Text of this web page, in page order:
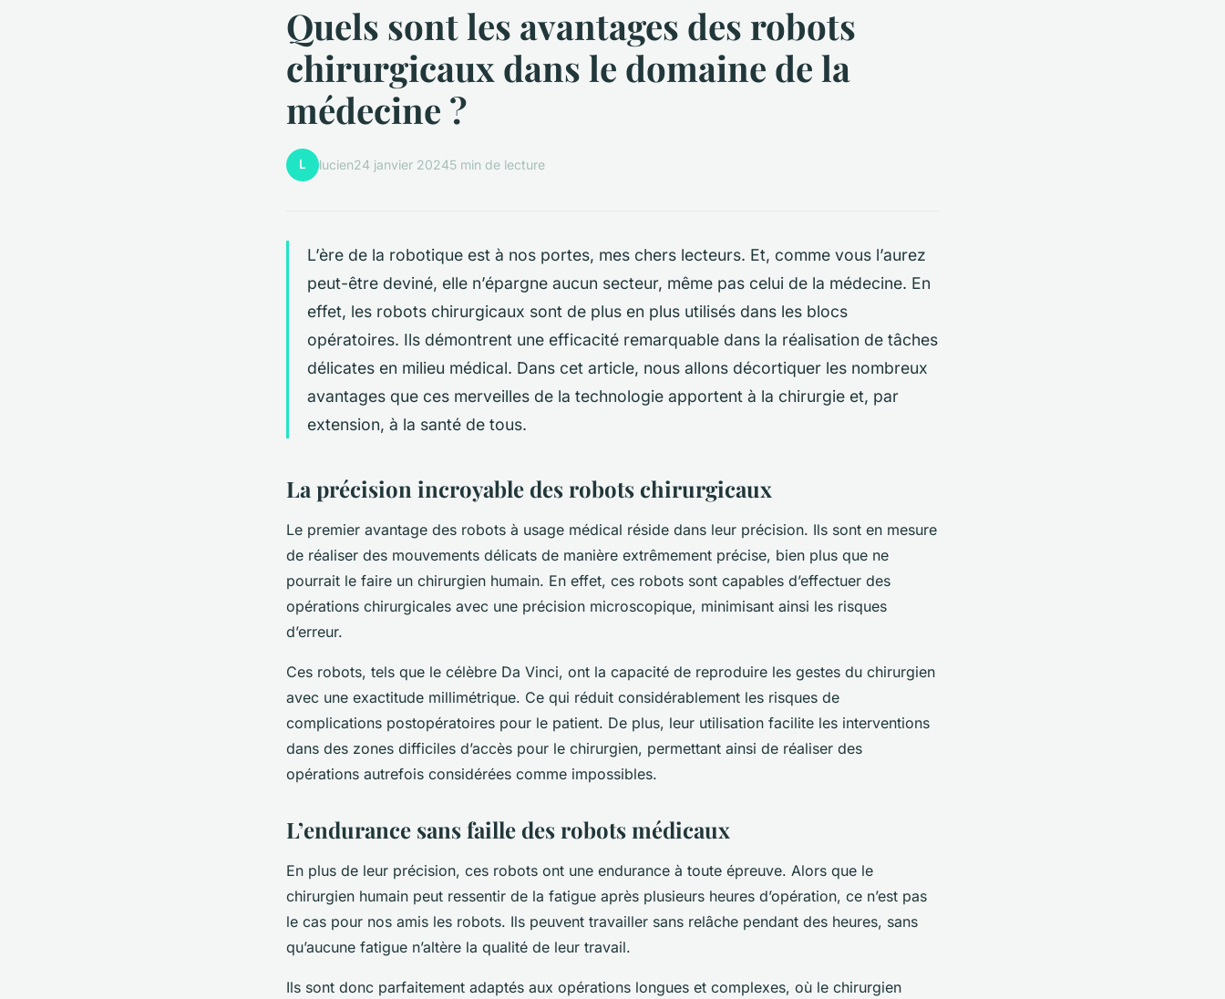
Quels sont les avantages des robots
chirurgicaux dans le domaine de la
médecine ?
L lucien24 janvier 20245 min de lecture
L’ère de la robotique est à nos portes, mes chers lecteurs. Et, comme vous l’aurez
peut-être deviné, elle n’épargne aucun secteur, même pas celui de la médecine. En
effet, les robots chirurgicaux sont de plus en plus utilisés dans les blocs
opératoires. Ils démontrent une efficacité remarquable dans la réalisation de tâches
délicates en milieu médical. Dans cet article, nous allons décortiquer les nombreux
avantages que ces merveilles de la technologie apportent à la chirurgie et, par
extension, à la santé de tous.
La précision incroyable des robots chirurgicaux
Le premier avantage des robots à usage médical réside dans leur précision. Ils sont en mesure
de réaliser des mouvements délicats de manière extrêmement précise, bien plus que ne
pourrait le faire un chirurgien humain. En effet, ces robots sont capables d’effectuer des
opérations chirurgicales avec une précision microscopique, minimisant ainsi les risques
d’erreur.
Ces robots, tels que le célèbre Da Vinci, ont la capacité de reproduire les gestes du chirurgien
avec une exactitude millimétrique. Ce qui réduit considérablement les risques de
complications postopératoires pour le patient. De plus, leur utilisation facilite les interventions
dans des zones difficiles d’accès pour le chirurgien, permettant ainsi de réaliser des
opérations autrefois considérées comme impossibles.
L’endurance sans faille des robots médicaux
En plus de leur précision, ces robots ont une endurance à toute épreuve. Alors que le
chirurgien humain peut ressentir de la fatigue après plusieurs heures d’opération, ce n’est pas
le cas pour nos amis les robots. Ils peuvent travailler sans relâche pendant des heures, sans
qu’aucune fatigue n’altère la qualité de leur travail.
Ils sont donc parfaitement adaptés aux opérations longues et complexes, où le chirurgien